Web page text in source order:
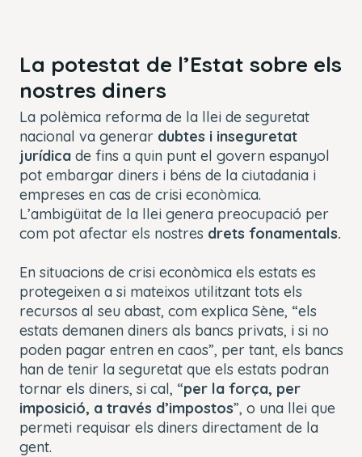
La potestat de l’Estat sobre els
nostres diners
La polèmica reforma de la llei de seguretat
nacional va generar dubtes i inseguretat
jurídica de fins a quin punt el govern espanyol
pot embargar diners i béns de la ciutadania i
empreses en cas de crisi econòmica.
L’ambigüitat de la llei genera preocupació per
com pot afectar els nostres drets fonamentals.
En situacions de crisi econòmica els estats es
protegeixen a si mateixos utilitzant tots els
recursos al seu abast, com explica Sène, “els
estats demanen diners als bancs privats, i si no
poden pagar entren en caos”, per tant, els bancs
han de tenir la seguretat que els estats podran
tornar els diners, si cal, “per la força, per
imposició, a través d’impostos”, o una llei que
permeti requisar els diners directament de la
gent.